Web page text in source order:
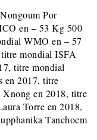
Por
en – 53 Kg 500
WMO en – 57
mondial ISFA
titre mondial
en 2017, titre
en 2018, titre
Torre en 2018,
Tanchoem